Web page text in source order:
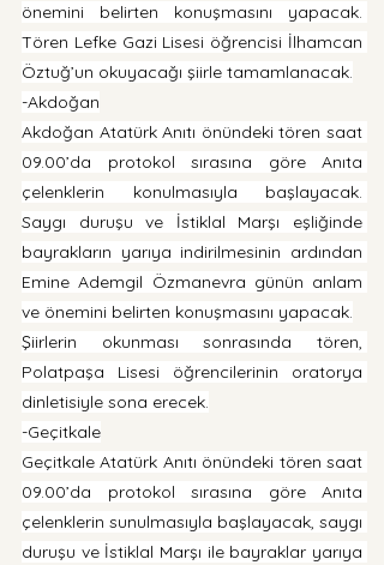
önemini belirten konuşmasını yapacak.
Tören Lefke Gazi Lisesi öğrencisi İlhamcan
Öztuğ’un okuyacağı şiirle tamamlanacak.
-Akdoğan
Akdoğan Atatürk Anıtı önündeki tören saat
09.00’da protokol sırasına göre Anıta
çelenklerin konulmasıyla başlayacak.
Saygı duruşu ve İstiklal Marşı eşliğinde
bayrakların yarıya indirilmesinin ardından
Emine Ademgil Özmanevra günün anlam
ve önemini belirten konuşmasını yapacak.
Şiirlerin okunması sonrasında tören,
Polatpaşa Lisesi öğrencilerinin oratorya
dinletisiyle sona erecek.
-Geçitkale
Geçitkale Atatürk Anıtı önündeki tören saat
09.00’da protokol sırasına göre Anıta
çelenklerin sunulmasıyla başlayacak, saygı
duruşu ve İstiklal Marşı ile bayraklar yarıya